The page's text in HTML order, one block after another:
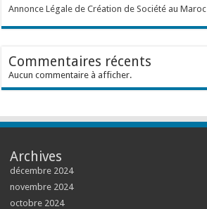
Annonce Légale de Création de Société au Maroc
Commentaires récents
Aucun commentaire à afficher.
Archives
décembre 2024
novembre 2024
octobre 2024